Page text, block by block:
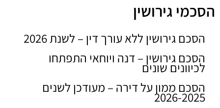
הסכמי גירושין
הסכם גירושין ללא עורך דין – לשנת 2026
הסכם גירושין – דנה ויוחאי התפתחו
לכיוונים שונים
הסכם ממון על דירה – מעודכן לשנים
2026-2025